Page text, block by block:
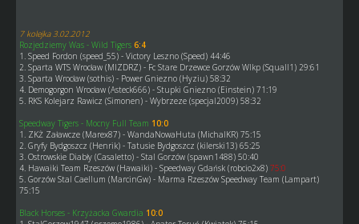
7 kolejka 3.02.2012
Rozjedziemy Was - Wild Tigers 6:4
1. Speed Fordon (speed_55) - Victory Leszno (Speed) 44:46
2. Sparta WTS Wrocław (MIZDRZ) - Fc Stare Drzewce Gorzów Wlkp (Squall1) 29:61
3. Sparta Wrocław (sothis) - Power Gniezno (Hyziu) 58:32
4. Demogorgon Wrocław (Asteck666) - Stupki Gniezno (Einstein) 71:19
5. RKS Kolejarz Rawicz (Simonen) - Wybrzeze (specjal2009) 58:32
Speedway Tigers - Mocny Full Team 10:0
1. ZKŻ Załawcze (Marex87) - WandaNowaHuta (MichalKR) 75:15
2. Gryfy Bydgoszcz (Henrik) - Tatusie Bydgoszcz (kilerski13) 65:25
3. Ostrowskie Diabły (Casaletto) - Stal Gorzów (spawn1488) 50:40
4. Hawaiki Team Rzeszów (Hawaiki) - Speedway Gdańsk (robcio2x8) 75:0
5. Gorzów Stal Caellum (MarcinGw) - Marma Rzeszów Speedway Team (Lampart)
75:15
Black Horses - Krzyżacka Gwardia 10:0